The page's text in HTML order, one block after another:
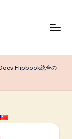
Flipbook統合の